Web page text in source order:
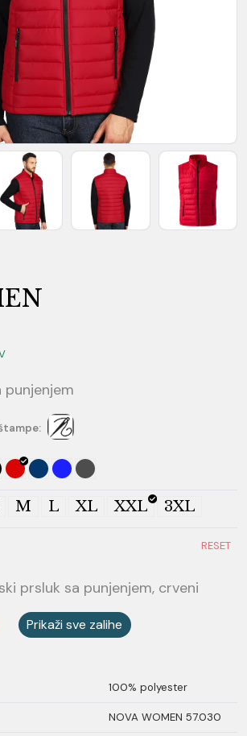
punjenjem
M L XL XXL 3XL
RESET
prsluk sa punjenjem, crveni
Prikaži sve zalihe
100% polyester
NOVA WOMEN 57.030